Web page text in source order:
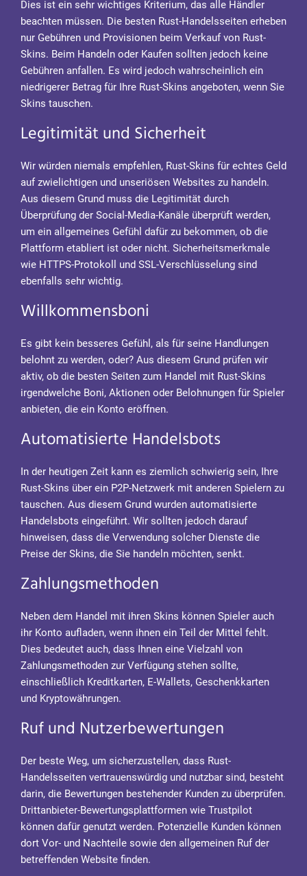
Dies ist ein sehr wichtiges Kriterium, das alle Händler
beachten müssen. Die besten Rust-Handelsseiten erheben
nur Gebühren und Provisionen beim Verkauf von Rust-
Skins. Beim Handeln oder Kaufen sollten jedoch keine
Gebühren anfallen. Es wird jedoch wahrscheinlich ein
niedrigerer Betrag für Ihre Rust-Skins angeboten, wenn Sie
Skins tauschen.
Legitimität und Sicherheit
Wir würden niemals empfehlen, Rust-Skins für echtes Geld
auf zwielichtigen und unseriösen Websites zu handeln.
Aus diesem Grund muss die Legitimität durch
Überprüfung der Social-Media-Kanäle überprüft werden,
um ein allgemeines Gefühl dafür zu bekommen, ob die
Plattform etabliert ist oder nicht. Sicherheitsmerkmale
wie HTTPS-Protokoll und SSL-Verschlüsselung sind
ebenfalls sehr wichtig.
Willkommensboni
Es gibt kein besseres Gefühl, als für seine Handlungen
belohnt zu werden, oder? Aus diesem Grund prüfen wir
aktiv, ob die besten Seiten zum Handel mit Rust-Skins
irgendwelche Boni, Aktionen oder Belohnungen für Spieler
anbieten, die ein Konto eröffnen.
Automatisierte Handelsbots
In der heutigen Zeit kann es ziemlich schwierig sein, Ihre
Rust-Skins über ein P2P-Netzwerk mit anderen Spielern zu
tauschen. Aus diesem Grund wurden automatisierte
Handelsbots eingeführt. Wir sollten jedoch darauf
hinweisen, dass die Verwendung solcher Dienste die
Preise der Skins, die Sie handeln möchten, senkt.
Zahlungsmethoden
Neben dem Handel mit ihren Skins können Spieler auch
ihr Konto aufladen, wenn ihnen ein Teil der Mittel fehlt.
Dies bedeutet auch, dass Ihnen eine Vielzahl von
Zahlungsmethoden zur Verfügung stehen sollte,
einschließlich Kreditkarten, E-Wallets, Geschenkkarten
und Kryptowährungen.
Ruf und Nutzerbewertungen
Der beste Weg, um sicherzustellen, dass Rust-
Handelsseiten vertrauenswürdig und nutzbar sind, besteht
darin, die Bewertungen bestehender Kunden zu überprüfen.
Drittanbieter-Bewertungsplattformen wie Trustpilot
können dafür genutzt werden. Potenzielle Kunden können
dort Vor- und Nachteile sowie den allgemeinen Ruf der
betreffenden Website finden.